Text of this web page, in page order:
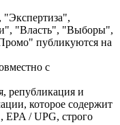
"Власть", "Выборы",
публикуются на
с
републикация и
которое содержит
/ UPG, строго